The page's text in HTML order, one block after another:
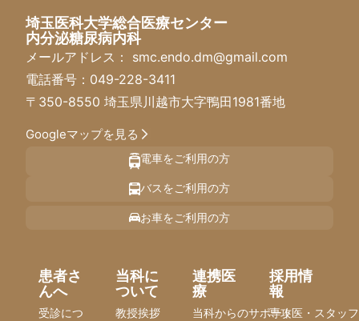
埼玉医科大学総合医療センター
内分泌糖尿病内科
メールアドレス： smc.endo.dm@gmail.com
電話番号： 049-228-3411
〒350-8550 埼玉県川越市大字鴨田1981番地
Googleマップを見る
電車をご利用の方
バスをご利用の方
お車をご利用の方
患者さ
んへ
受診につ
当科に
ついて
教授挨拶
連携医
療
当科からのサポート
採用情
報
専攻医・スタッ